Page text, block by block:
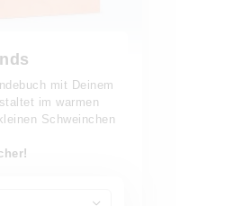
mit Deinem
im warmen
Schweinchen